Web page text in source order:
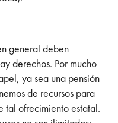
general deben
derechos. Por mucho
ya sea una pensión
de recursos para
tal ofrecimiento estatal.